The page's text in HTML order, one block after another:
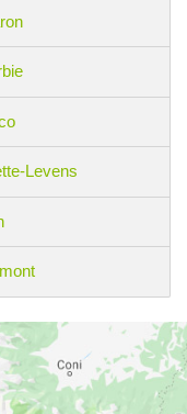
Levens